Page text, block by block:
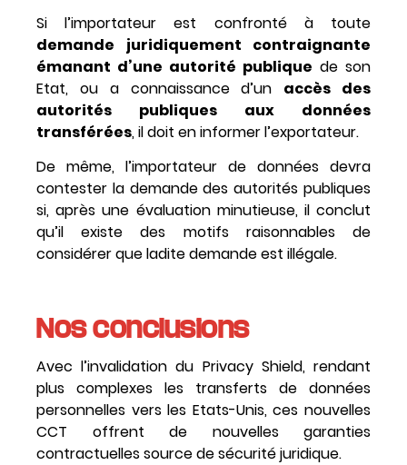
Si l’importateur est confronté à toute
demande juridiquement contraignante
émanant d’une autorité publique de son
Etat, ou a connaissance d’un accès des
autorités publiques aux données
transférées, il doit en informer l’exportateur.
De même, l’importateur de données devra
contester la demande des autorités publiques
si, après une évaluation minutieuse, il conclut
qu’il existe des motifs raisonnables de
considérer que ladite demande est illégale.
Nos conclusions
Avec l’invalidation du Privacy Shield, rendant
plus complexes les transferts de données
personnelles vers les Etats-Unis, ces nouvelles
CCT offrent de nouvelles garanties
contractuelles source de sécurité juridique.